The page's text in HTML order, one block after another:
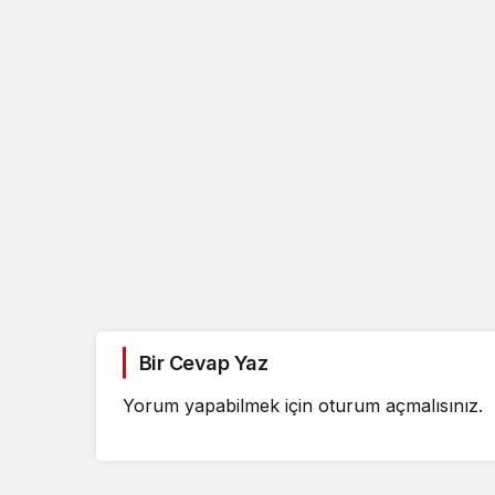
Bir Cevap Yaz
Yorum yapabilmek için oturum açmalısınız.